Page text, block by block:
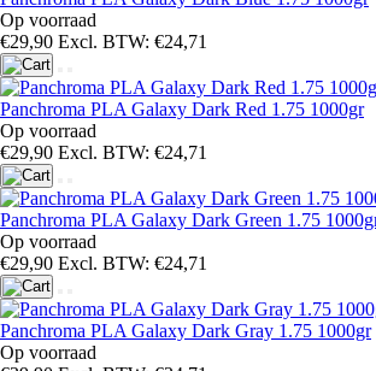
Op voorraad
€29,90 Excl. BTW: €24,71
Panchroma PLA Galaxy Dark Red 1.75 1000gr
Op voorraad
€29,90 Excl. BTW: €24,71
Panchroma PLA Galaxy Dark Green 1.75
Op voorraad
€29,90 Excl. BTW: €24,71
Panchroma PLA Galaxy Dark Gray 1.75 1000gr
Op voorraad